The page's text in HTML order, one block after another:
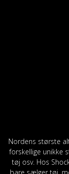
Nordens største
forskellige unikke
tøj osv. Hos